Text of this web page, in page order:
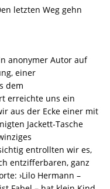
letzten Weg gehn
anonymer Autor auf
einer
dem
erreichte uns ein
aus der Ecke einer mit
Jackett-Tasche
entrollten wir es,
entzifferbaren, ganz
›Lilo Hermann –